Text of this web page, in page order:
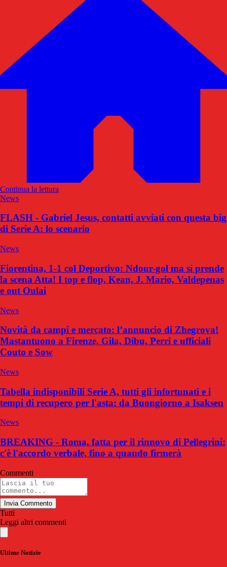
Continua la lettura
News
FLASH - Gabriel Jesus, contatti avviati con questa big
di Serie A: lo scenario
News
Fiorentina, 1-1 col Deportivo: Ndour-gol ma si prende
la scena Atta! I top e flop, Kean, J. Mario, Valdepenas
e out Oulai
News
Novità da campi e mercato: l’annuncio di Zhegrova!
Mastantuono a Firenze, Gila, Dibu, Perri e ufficiali
Couto e Sow
News
Tabella indisponibili Serie A, tutti gli infortunati e i
tempi di recupero per l'asta: da Buongiorno a Isaksen
News
BREAKING - Roma, fatta per il rinnovo di Pellegrini:
c'è l'accordo verbale, fino a quando firmerà
Commenti
Invia Commento
Tutti
Leggi altri commenti
Ultime Notizie